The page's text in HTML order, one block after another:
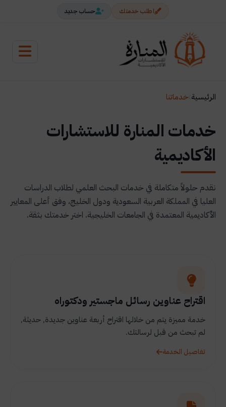
اطلب خدمتك حساب جديد
الرئيسية خدماتنا
خدمات المنارة للاستشارات
الأكاديمية
نقدم حلولاً متكاملة في خدمات البحث العلمي لطلاب الدراسات
العليا في المملكة العربية السعودية ودول الخليج، وفق أعلى المعايير
الأكاديمية المعتمدة في الجامعات الخليجية. اختر خدمتك بثقة.
اقتراح عناوين رسائل ماجستير ودكتوراه
خدمة مميزة يتم من خلالها اقتراح أربعة عناوين جديدة, حديثة,
لم تبحث من قبل لرسالتك.
تفاصيل الخدمة